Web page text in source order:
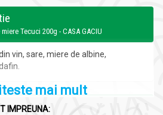
Tecuci 200g - CASA GACIU
vin, sare, miere de albine,
mai mult
IMPREUNA: